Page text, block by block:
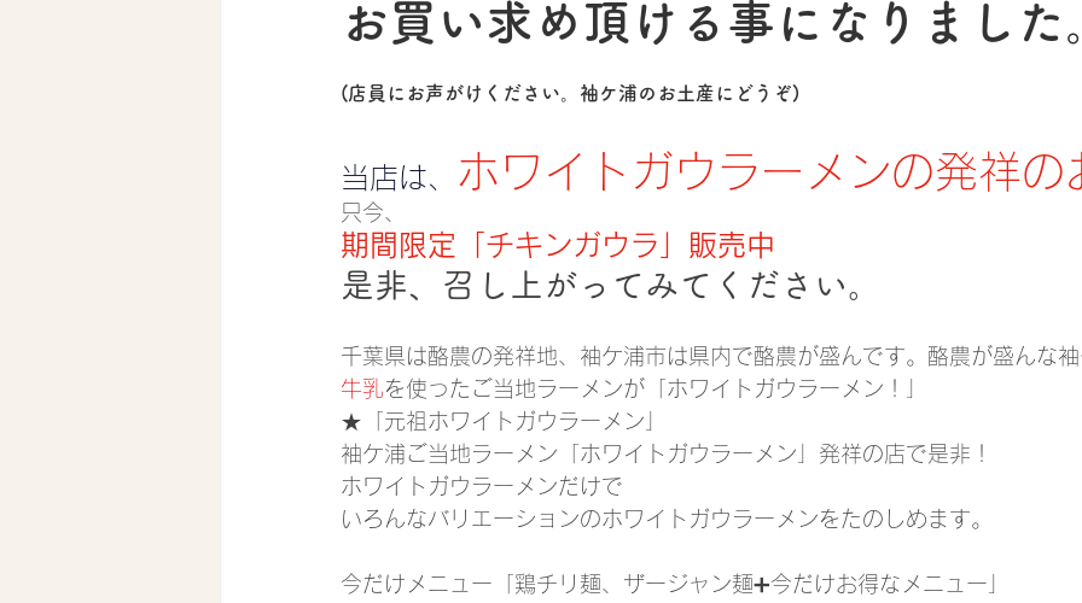
お買い求め頂ける事になりました
(店員にお声がけください。袖ケ浦のお土産にどうぞ)
当店は、 ホワイトガウラーメンの発祥の
只今、
期間限定「チキンガウラ」販売中
是非、召し上がってみてください。
千葉県は酪農の発祥地、袖ケ浦市は県内で酪農が盛んです。酪農が盛んな
牛乳を使ったご当地ラーメンが「ホワイトガウラーメン！」
★「元祖ホワイトガウラーメン」
袖ケ浦ご当地ラーメン「ホワイトガウラーメン」発祥の店で是非！
ホワイトガウラーメンだけで
いろんなバリエーションのホワイトガウラーメンをたのしめます。
今だけメニュー「鶏チリ麺、ザージャン麺➕今だけお得なメニュー」